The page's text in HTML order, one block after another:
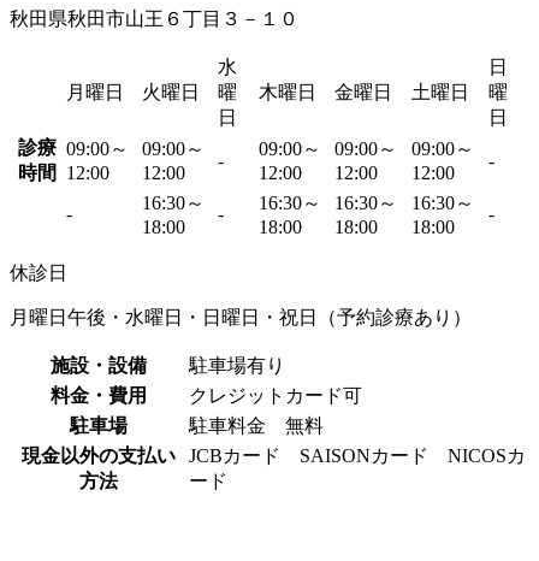
秋田県秋田市山王６丁目３－１０
月曜日 火曜日
水
曜
日
木曜日 金曜日 土曜日
日
曜
日
診療
時間
09:00～
12:00
09:00～
12:00
-
09:00～
12:00
09:00～
12:00
09:00～
12:00
-
-
16:30～
18:00
-
16:30～
18:00
16:30～
18:00
16:30～
18:00
-
休診日
月曜日午後・水曜日・日曜日・祝日（予約診療あり）
施設・設備
駐車場有り
料金・費用
クレジットカード可
駐車場
駐車料金 無料
現金以外の支払い
方法
JCBカード SAISONカード NICOSカ
ード